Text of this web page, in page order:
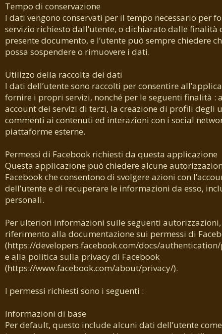
Tempo di conservazione
I dati vengono conservati per il tempo necessario per
servizio richiesto dall’utente, o dichiarato dalle finalità
presente documento, e l’utente può sempre chiedere
possa sospendere o rimuovere i dati.
Utilizzo della raccolta dei dati
I dati dell’utente sono raccolti per consentire
fornire i propri servizi, nonché per le seguenti finalità :
account dei servizi di terzi, la creazione di profili degli
commenti ai contenuti ed interazioni con i social
piattaforme esterne.
Permessi di Facebook richiesti da questa applicazione
Questa applicazione può chiedere alcune
Facebook che consentono di svolgere azioni con
dell’utente e di recuperare le informazioni da esso,
personali.
Per ulteriori informazioni sulle seguenti
riferimento alla documentazione sui permessi di
(https://developers.facebook.com/docs/
e alla politica sulla privacy di Facebook
(https://www.facebook.com/about/privacy/).
I permessi richiesti sono i seguenti :
Informazioni di base
Per default, questo include alcuni dati dell’utente